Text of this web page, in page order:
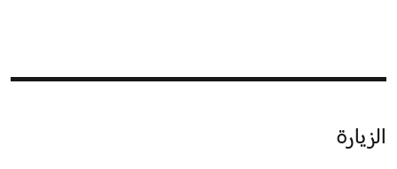
الزيارة